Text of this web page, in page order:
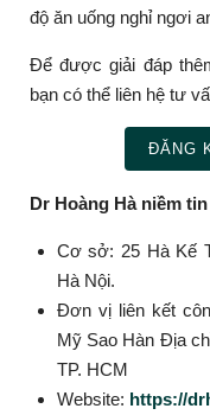
độ ăn uống nghỉ ngơi
Để được giải đáp
bạn có thể liên hệ tư
ĐĂNG
Dr Hoàng Hà niềm
Cơ sở: 25 Hà Kế
Hà Nội.
Đơn vị liên kết
Mỹ Sao Hàn Địa
TP. HCM
Website: https://